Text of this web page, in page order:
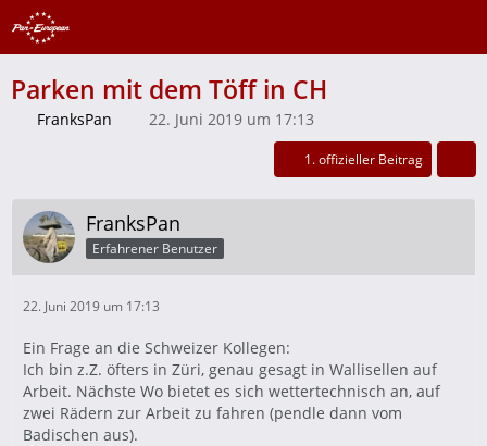
Parken mit dem Töff in CH
FranksPan 22. Juni 2019 um 17:13
1. offizieller Beitrag
FranksPan
Erfahrener Benutzer
22. Juni 2019 um 17:13
Ein Frage an die Schweizer Kollegen:
Ich bin z.Z. öfters in Züri, genau gesagt in Wallisellen auf
Arbeit. Nächste Wo bietet es sich wettertechnisch an, auf
zwei Rädern zur Arbeit zu fahren (pendle dann vom
Badischen aus).